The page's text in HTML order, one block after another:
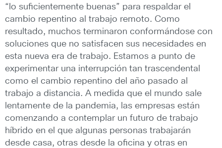
“lo suficientemente buenas” para respaldar el
cambio repentino al trabajo remoto. Como
resultado, muchos terminaron conformándose con
soluciones que no satisfacen sus necesidades en
esta nueva era de trabajo. Estamos a punto de
experimentar una interrupción tan trascendental
como el cambio repentino del año pasado al
trabajo a distancia. A medida que el mundo sale
lentamente de la pandemia, las empresas están
comenzando a contemplar un futuro de trabajo
híbrido en el que algunas personas trabajarán
desde casa, otras desde la oficina y otras en